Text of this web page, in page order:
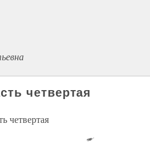
четвертая
четвертая